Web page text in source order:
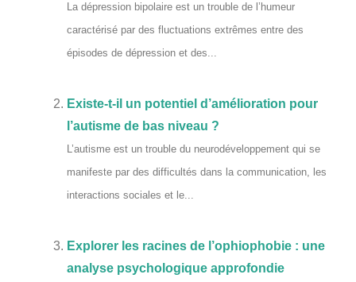
La dépression bipolaire est un trouble de l’humeur
caractérisé par des fluctuations extrêmes entre des
épisodes de dépression et des...
Existe-t-il un potentiel d’amélioration pour
l’autisme de bas niveau ?
L’autisme est un trouble du neurodéveloppement qui se
manifeste par des difficultés dans la communication, les
interactions sociales et le...
Explorer les racines de l’ophiophobie : une
analyse psychologique approfondie